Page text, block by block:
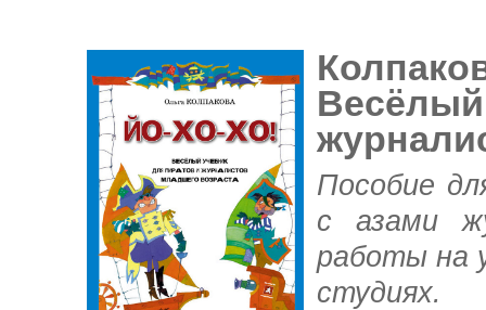
Весёлый
Пособие
с азами
работы на
студиях.